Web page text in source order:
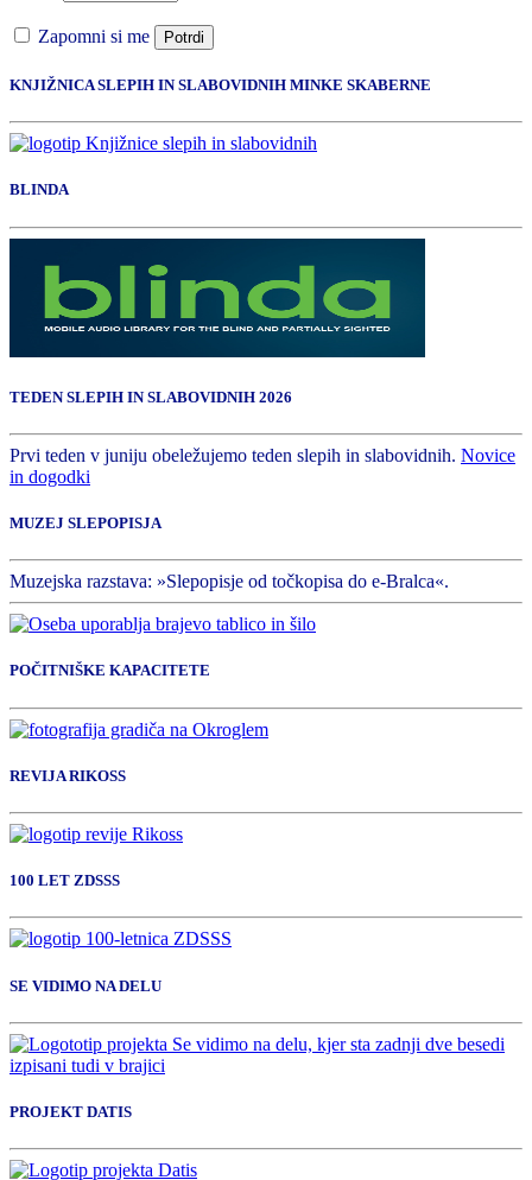
Zapomni si me Potrdi
KNJIŽNICA SLEPIH IN SLABOVIDNIH MINKE SKABERNE
BLINDA
TEDEN SLEPIH IN SLABOVIDNIH 2026
Prvi teden v juniju obeležujemo teden slepih in slabovidnih. Novice
in dogodki
MUZEJ SLEPOPISJA
Muzejska razstava: »Slepopisje od točkopisa do e-Bralca«.
POČITNIŠKE KAPACITETE
REVIJA RIKOSS
100 LET ZDSSS
SE VIDIMO NA DELU
PROJEKT DATIS